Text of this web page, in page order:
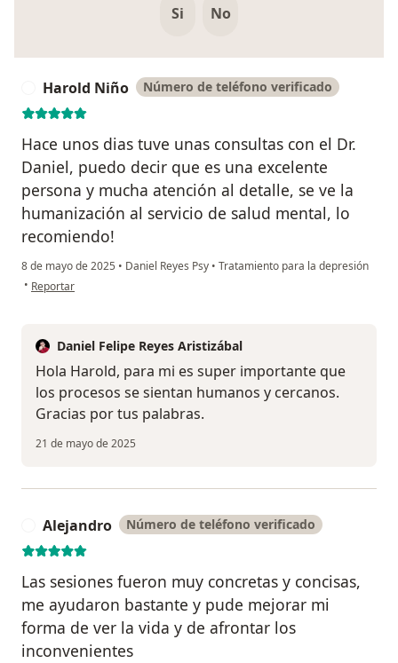
Si No
Harold Niño Número de teléfono verificado
Hace unos dias tuve unas consultas con el Dr.
Daniel, puedo decir que es una excelente
persona y mucha atención al detalle, se ve la
humanización al servicio de salud mental, lo
recomiendo!
8 de mayo de 2025 • Daniel Reyes Psy • Tratamiento para la depresión
• en opinión del usuario Harold Niño
Reportar
Daniel Felipe Reyes Aristizábal
Hola Harold, para mi es super importante que
los procesos se sientan humanos y cercanos.
Gracias por tus palabras.
21 de mayo de 2025
Alejandro Número de teléfono verificado
Las sesiones fueron muy concretas y concisas,
me ayudaron bastante y pude mejorar mi
forma de ver la vida y de afrontar los
inconvenientes